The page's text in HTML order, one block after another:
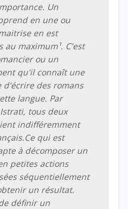
Un
en une ou
en est
au maximum¹. C'est
ou un
qu'il connaît une
d'écrire des romans
langue. Par
tous deux
indifféremment
qui est
à décomposer un
petites actions
séquentiellement
un résultat.
définir un